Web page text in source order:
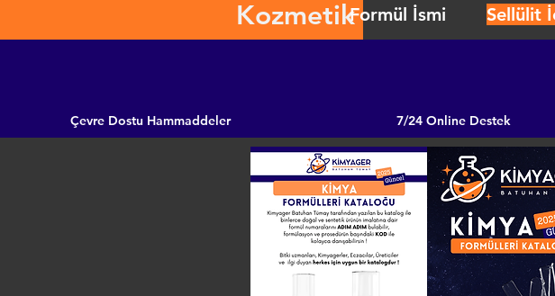
KozmetikFormül İsmi Sellülit
Çevre Dostu Hammaddeler 7/24 Online Destek